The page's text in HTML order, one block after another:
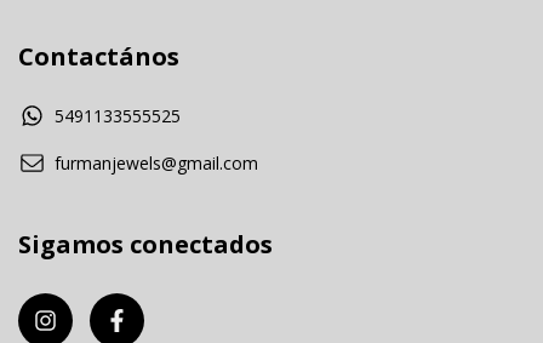
Contactános
5491133555525
furmanjewels@gmail.com
Sigamos conectados